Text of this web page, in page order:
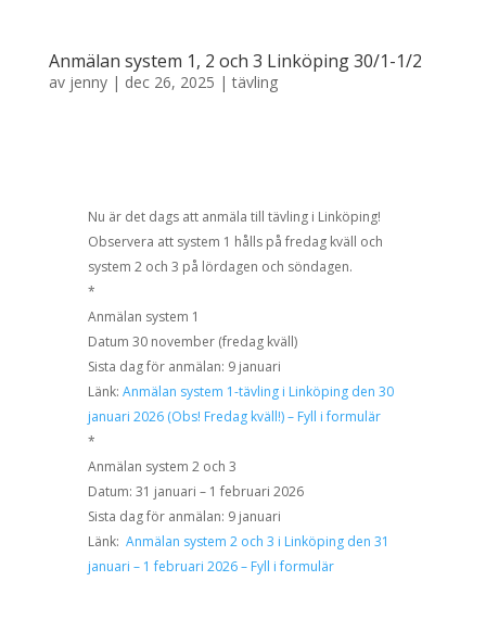
Anmälan system 1, 2 och 3 Linköping 30/1-1/2
av jenny| dec 26, 2025 |tävling
Nu är det dags att anmäla till tävling i Linköping!
Observera att system 1 hålls på fredag kväll och
system 2 och 3 på lördagen och söndagen.
*
Anmälan system 1
Datum 30 november (fredag kväll)
Sista dag för anmälan: 9 januari
Länk: Anmälan system 1-tävling i Linköping den 30
januari 2026 (Obs! Fredag kväll!) – Fyll i formulär
*
Anmälan system 2 och 3
Datum: 31 januari – 1 februari 2026
Sista dag för anmälan: 9 januari
Länk: Anmälan system 2 och 3 i Linköping den 31
januari – 1 februari 2026 – Fyll i formulär